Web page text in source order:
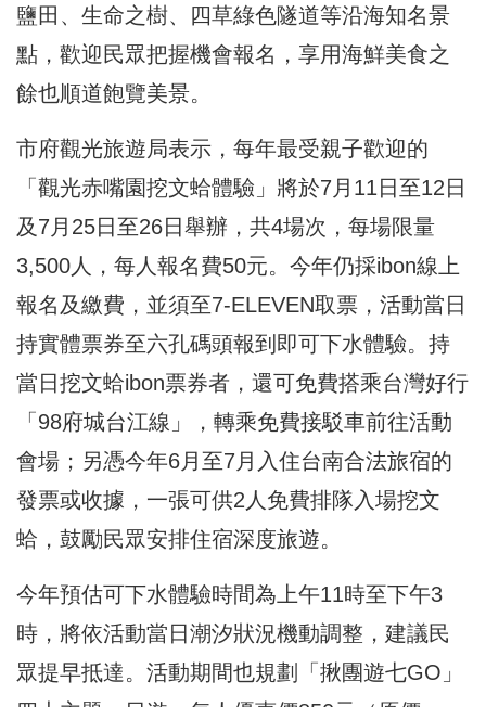
鹽田、生命之樹、四草綠色隧道等沿海知名景
點，歡迎民眾把握機會報名，享用海鮮美食之
餘也順道飽覽美景。
市府觀光旅遊局表示，每年最受親子歡迎的
「觀光赤嘴園挖文蛤體驗」將於7月11日至12日
及7月25日至26日舉辦，共4場次，每場限量
3,500人，每人報名費50元。今年仍採ibon線上
報名及繳費，並須至7-ELEVEN取票，活動當日
持實體票券至六孔碼頭報到即可下水體驗。持
當日挖文蛤ibon票券者，還可免費搭乘台灣好行
「98府城台江線」，轉乘免費接駁車前往活動
會場；另憑今年6月至7月入住台南合法旅宿的
發票或收據，一張可供2人免費排隊入場挖文
蛤，鼓勵民眾安排住宿深度旅遊。
今年預估可下水體驗時間為上午11時至下午3
時，將依活動當日潮汐狀況機動調整，建議民
眾提早抵達。活動期間也規劃「揪團遊七GO」